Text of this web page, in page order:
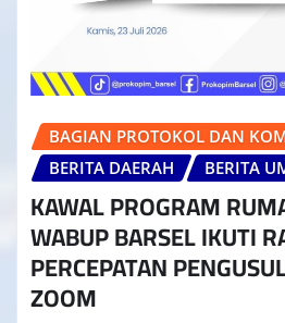
BAGIAN PROTOKOL DAN
BERITA DAERAH
BERITA
KAWAL PROGRAM
WABUP BARSEL IKUTI
PERCEPATAN
ZOOM